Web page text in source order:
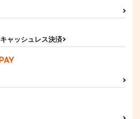
キャッシュレス決済